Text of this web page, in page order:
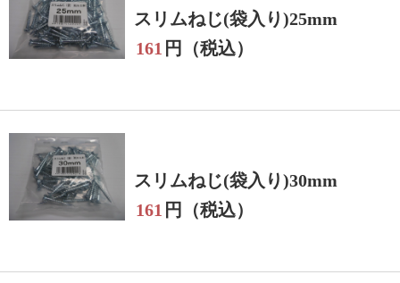
スリムねじ(袋入り)25mm
161 円（税込）
スリムねじ(袋入り)30mm
161 円（税込）